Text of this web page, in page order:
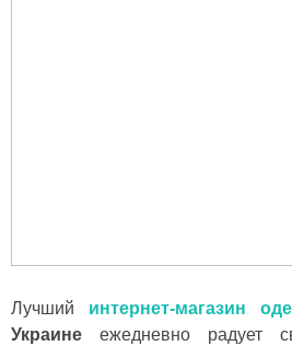
Лучший интернет-магазин
Украине ежедневно радует